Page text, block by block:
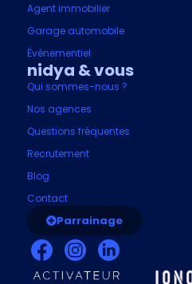
Agent immobilier
Garage automobile
Événementiel
nidya & vous
Qui sommes-nous ?
Nos agences
Questions fréquentes
Recrutement
Blog
Contact
Parrainage